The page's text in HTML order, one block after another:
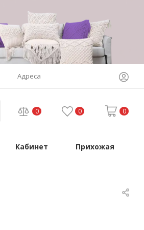
Адреса
0 0 0
Кабинет Прихожая